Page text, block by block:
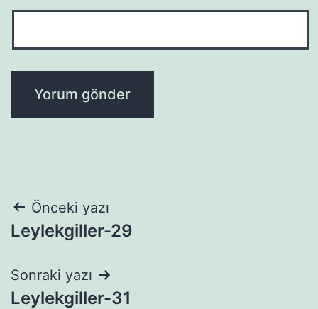
Yazı
gezinmesi
Önceki yazı
Leylekgiller-29
Sonraki yazı
Leylekgiller-31